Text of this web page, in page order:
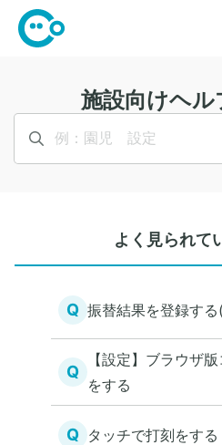
施設向けヘ
よく見られて
Q 振替結果を登録す
Q
【設定】ブラウザ
をする
Q タッチで打刻をする